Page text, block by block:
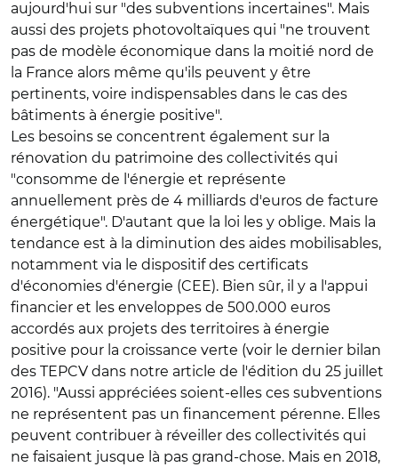
aujourd'hui sur "des subventions incertaines". Mais
aussi des projets photovoltaïques qui "ne trouvent
pas de modèle économique dans la moitié nord de
la France alors même qu'ils peuvent y être
pertinents, voire indispensables dans le cas des
bâtiments à énergie positive".
Les besoins se concentrent également sur la
rénovation du patrimoine des collectivités qui
"consomme de l'énergie et représente
annuellement près de 4 milliards d'euros de facture
énergétique". D'autant que la loi les y oblige. Mais la
tendance est à la diminution des aides mobilisables,
notamment via le dispositif des certificats
d'économies d'énergie (CEE). Bien sûr, il y a l'appui
financier et les enveloppes de 500.000 euros
accordés aux projets des territoires à énergie
positive pour la croissance verte (voir le dernier bilan
des TEPCV dans notre article de l'édition du 25 juillet
2016). "Aussi appréciées soient-elles ces subventions
ne représentent pas un financement pérenne. Elles
peuvent contribuer à réveiller des collectivités qui
ne faisaient jusque là pas grand-chose. Mais en 2018,